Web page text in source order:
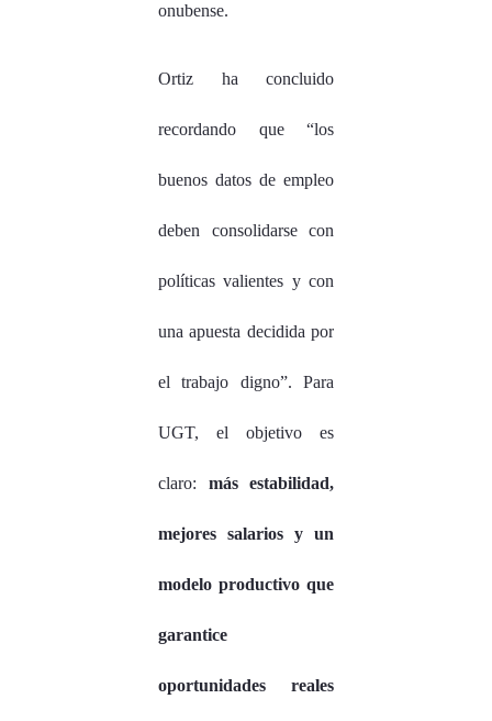
onubense.
Ortiz ha concluido
recordando que “los
buenos datos de empleo
deben consolidarse con
políticas valientes y con
una apuesta decidida por
el trabajo digno”. Para
UGT, el objetivo es
claro: más estabilidad,
mejores salarios y un
modelo productivo que
garantice
oportunidades reales